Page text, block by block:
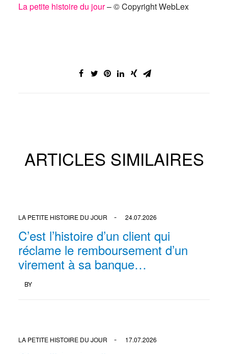
La petite histoire du jour– © Copyright WebLex
ARTICLES SIMILAIRES
LA PETITE HISTOIRE DU JOUR 24.07.2026
C’est l’histoire d’un client qui
réclame le remboursement d’un
virement à sa banque…
BY
LA PETITE HISTOIRE DU JOUR 17.07.2026